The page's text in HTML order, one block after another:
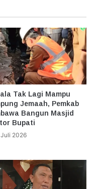
Tak Lagi Mampu
Jemaah, Pemkab
Bangun Masjid
Bupati
Juli 2026